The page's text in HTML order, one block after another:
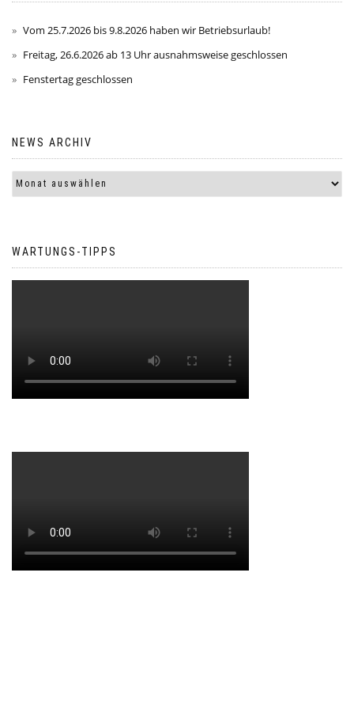
Vom 25.7.2026 bis 9.8.2026 haben wir Betriebsurlaub!
Freitag, 26.6.2026 ab 13 Uhr ausnahmsweise geschlossen
Fenstertag geschlossen
NEWS ARCHIV
WARTUNGS-TIPPS